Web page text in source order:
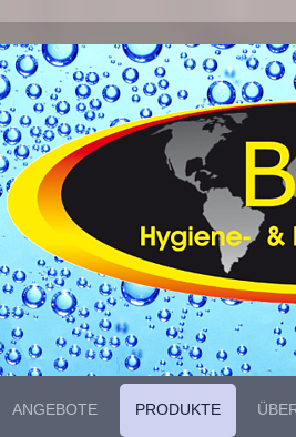
ANGEBOTE PRODUKTE